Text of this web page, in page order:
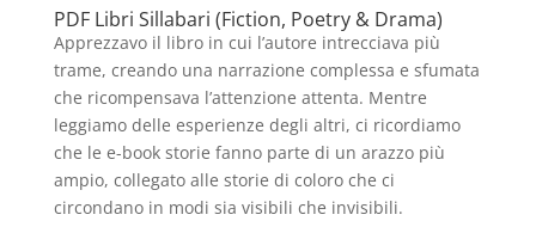
PDF Libri Sillabari (Fiction, Poetry & Drama)
Apprezzavo il libro in cui l’autore intrecciava più
trame, creando una narrazione complessa e sfumata
che ricompensava l’attenzione attenta. Mentre
leggiamo delle esperienze degli altri, ci ricordiamo
che le e-book storie fanno parte di un arazzo più
ampio, collegato alle storie di coloro che ci
circondano in modi sia visibili che invisibili.